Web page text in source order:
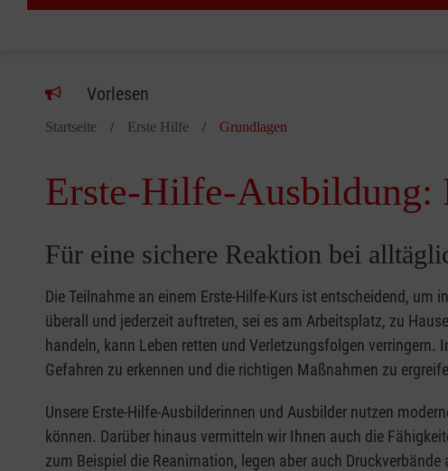
Vorlesen
Startseite Erste Hilfe Grundlagen
Erste-Hilfe-Ausbildung:
Für eine sichere Reaktion bei
Die Teilnahme an einem Erste-Hilfe-Kurs ist entscheidend,
überall und jederzeit auftreten, sei es am Arbeitsplatz, zu
handeln, kann Leben retten und Verletzungsfolgen verringern.
Gefahren zu erkennen und die richtigen Maßnahmen zu
Unsere Erste-Hilfe-Ausbilderinnen und Ausbilder nutzen
können. Darüber hinaus vermitteln wir Ihnen auch die
zum Beispiel die Reanimation, legen aber auch